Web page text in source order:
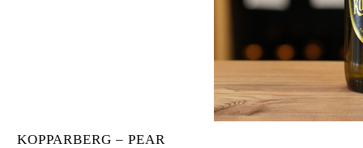
KOPPARBERG – PEAR